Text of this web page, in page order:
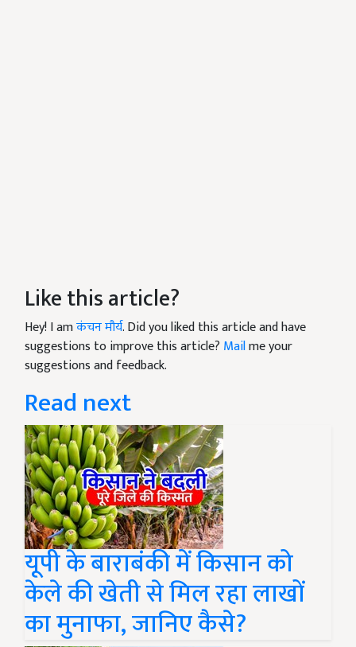
Like this article?
Hey! I amकंचन मौर्य. Did you liked this article and have
suggestions to improve this article? Mailme your
suggestions and feedback.
Read next
यूपी के बाराबंकी में किसान को
केले की खेती से मिल रहा लाखों
का मुनाफा, जानिए कैसे?